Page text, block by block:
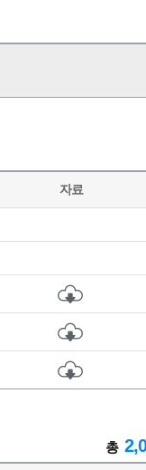
자료
총